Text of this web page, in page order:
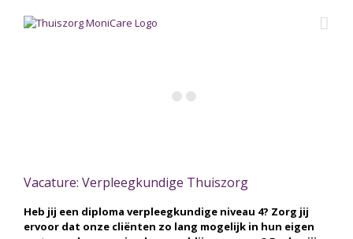
Vacature: Verpleegkundige Thuiszorg
Heb jij een diploma verpleegkundige niveau 4? Zorg jij
ervoor dat onze cliënten zo lang mogelijk in hun eigen